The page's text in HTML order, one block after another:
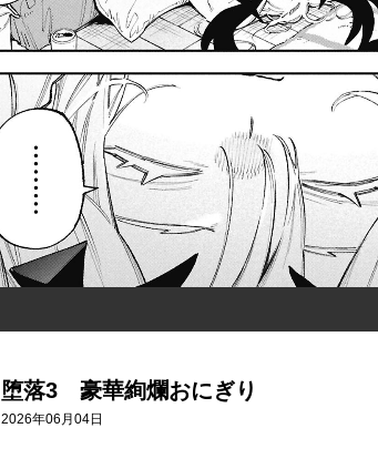
堕落3 豪華絢爛おにぎり
2026年06月04日